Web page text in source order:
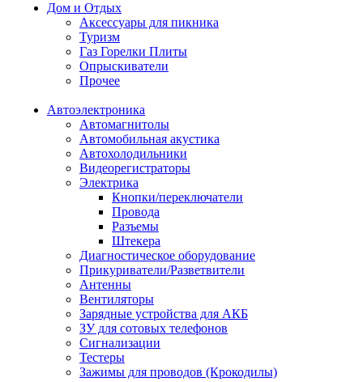
Дом и Отдых
Аксессуары для пикника
Туризм
Газ Горелки Плиты
Опрыскиватели
Прочее
Автоэлектроника
Автомагнитолы
Автомобильная акустика
Автохолодильники
Видеорегистраторы
Электрика
Кнопки/переключатели
Провода
Разъемы
Штекера
Диагностическое оборудование
Прикуриватели/Разветвители
Антенны
Вентиляторы
Зарядные устройства для АКБ
ЗУ для сотовых телефонов
Сигнализации
Тестеры
Зажимы для проводов (Крокодилы)